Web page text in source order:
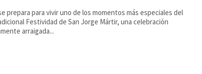
prepara para vivir uno de los momentos más especiales del
Festividad de San Jorge Mártir, una celebración
arraigada...